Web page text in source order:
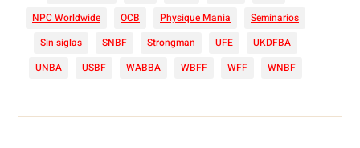
NPC Worldwide
OCB Physique Mania
Seminarios
Sin siglas
SNBF Strongman UFE
UKDFBA
UNBA
USBF WABBA WBFF WFF WNBF